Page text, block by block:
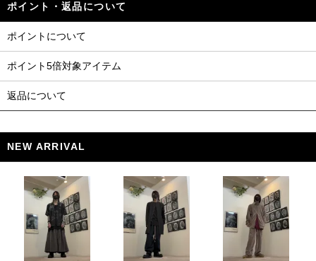
ポイント・返品について
ポイントについて
ポイント5倍対象アイテム
返品について
NEW ARRIVAL